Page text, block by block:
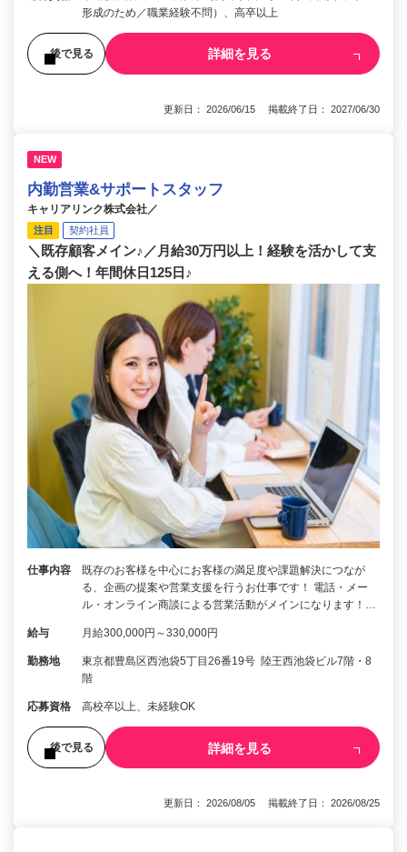
形成のため／職業経験不問）、高卒以上
後で見る 詳細を見る
更新日： 2026/06/15 掲載終了日： 2027/06/30
NEW
内勤営業&サポートスタッフ
キャリアリンク株式会社／
注目 契約社員
＼既存顧客メイン♪／月給30万円以上！経験を活かして支
える側へ！年間休日125日♪
仕事内容
既存のお客様を中心にお客様の満足度や課題解決につなが
る、企画の提案や営業支援を行うお仕事です！ 電話・メー
ル・オンライン商談による営業活動がメインになります！…
給与 月給300,000円～330,000円
勤務地
東京都豊島区西池袋5丁目26番19号 陸王西池袋ビル7階・8
階
応募資格 高校卒以上、未経験OK
後で見る 詳細を見る
更新日： 2026/08/05 掲載終了日： 2026/08/25